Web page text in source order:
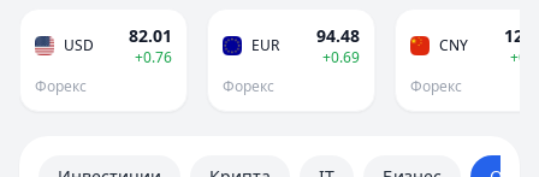
USD 82.01
+0.76
Форекс
EUR 94.48
+0.69
Форекс
CNY
Форекс